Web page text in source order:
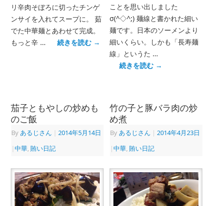
リ辛肉そぼろに切ったチンゲ
ンサイを入れてスープに。 茹
でた中華麺とあわせて完成。
もっと辛 …
続きを読む →
ことを思い出しました
σ(^◇^;) 麺線と書かれた細い
麺です。日本のソーメンより
細いくらい。しかも「長寿麺
線」というた …
続きを読む →
茄子ともやしの炒めも
のご飯
Byあるじさん | 2014年5月14日
|中華,賄い日記
竹の子と豚バラ肉の炒
め煮
Byあるじさん | 2014年4月23日
|中華,賄い日記